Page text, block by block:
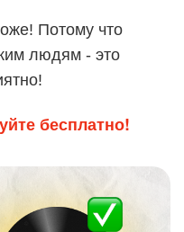
Потому что
людям - это
бесплатно!